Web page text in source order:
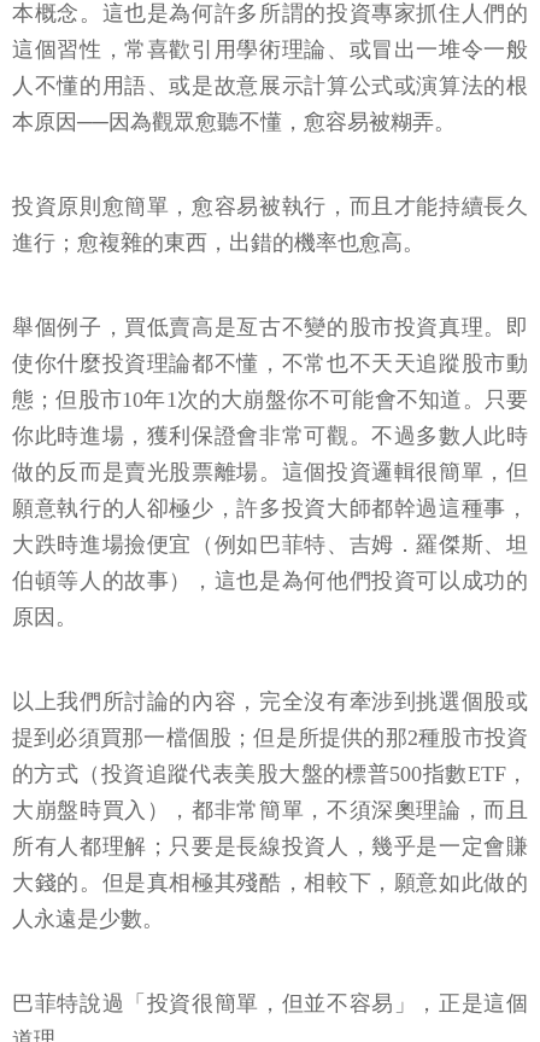
本概念。這也是為何許多所謂的投資專家抓住人們的
這個習性，常喜歡引用學術理論、或冒出一堆令一般
人不懂的用語、或是故意展示計算公式或演算法的根
本原因──因為觀眾愈聽不懂，愈容易被糊弄。
投資原則愈簡單，愈容易被執行，而且才能持續長久
進行；愈複雜的東西，出錯的機率也愈高。
舉個例子，買低賣高是亙古不變的股市投資真理。即
使你什麼投資理論都不懂，不常也不天天追蹤股市動
態；但股市10年1次的大崩盤你不可能會不知道。只要
你此時進場，獲利保證會非常可觀。不過多數人此時
做的反而是賣光股票離場。這個投資邏輯很簡單，但
願意執行的人卻極少，許多投資大師都幹過這種事，
大跌時進場撿便宜（例如巴菲特、吉姆．羅傑斯、坦
伯頓等人的故事），這也是為何他們投資可以成功的
原因。
以上我們所討論的內容，完全沒有牽涉到挑選個股或
提到必須買那一檔個股；但是所提供的那2種股市投資
的方式（投資追蹤代表美股大盤的標普500指數ETF，
大崩盤時買入），都非常簡單，不須深奧理論，而且
所有人都理解；只要是長線投資人，幾乎是一定會賺
大錢的。但是真相極其殘酷，相較下，願意如此做的
人永遠是少數。
巴菲特說過「投資很簡單，但並不容易」，正是這個